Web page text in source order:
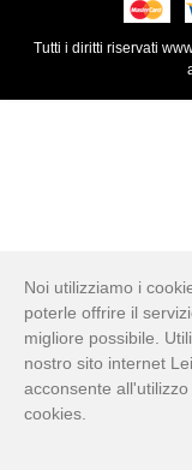
Tutti i diritti riservati
Noi utilizziamo i
poterle offrire il
migliore possibile.
nostro sito internet Lei
acconsente all'utilizzo
cookies.